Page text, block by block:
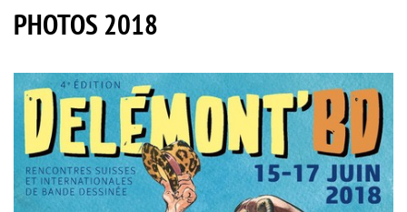
PHOTOS 2018